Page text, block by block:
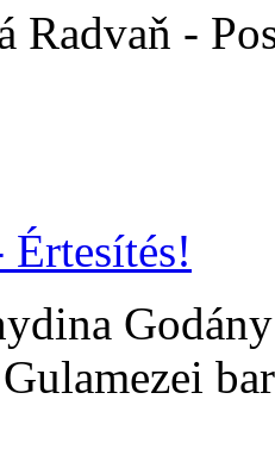
Radvaň -
Értesítés!